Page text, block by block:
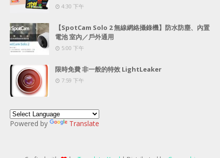
4:30 下午
【SpotCam Solo 2 無線網絡攝錄機】防水防塵、內置
電池 室內／戶外通用
5:00 下午
限時免費 非一般的特效 LightLeaker
7:59 下午
Powered by Translate